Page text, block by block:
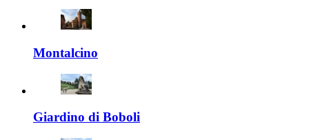
Montalcino
Giardino di Boboli